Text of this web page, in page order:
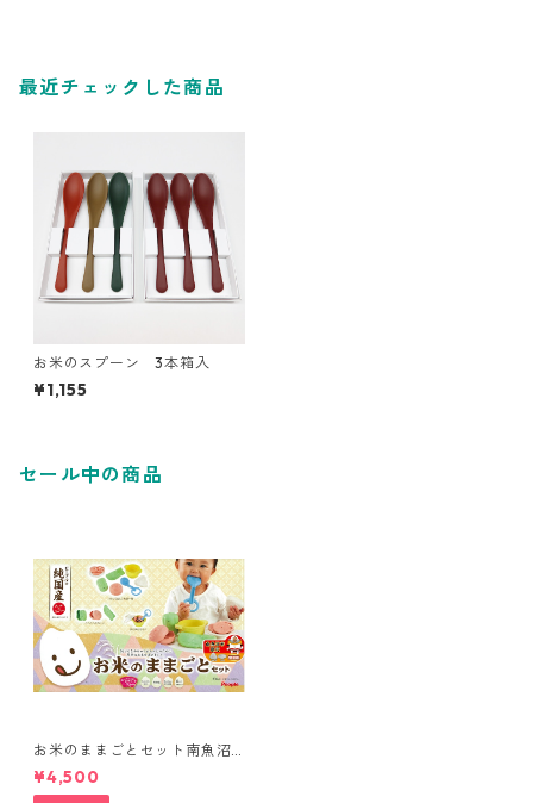
最近チェックした商品
お米のスプーン 3本箱入
¥1,155
セール中の商品
お米のままごとセット南魚沼
市限定版【純国産】
¥4,500